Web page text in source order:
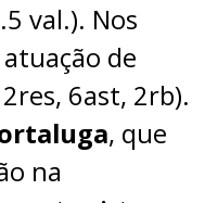
val.). Nos
de
6ast, 2rb).
, que
na